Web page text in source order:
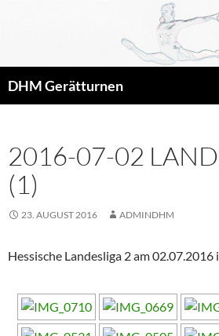
DHM Gerätturnen
2016-07-02
(1)
23. AUGUST 2016 ADMINDHM
Hessische Landesliga 2 am 02.07.2016